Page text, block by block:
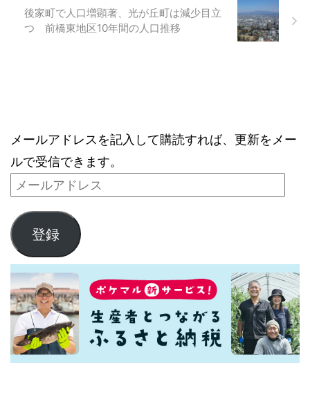
後家町で人口増顕著、光が丘町は減少目立
つ 前橋東地区10年間の人口推移
メールアドレスを記入して購読すれば、更新をメー
ルで受信できます。
登録